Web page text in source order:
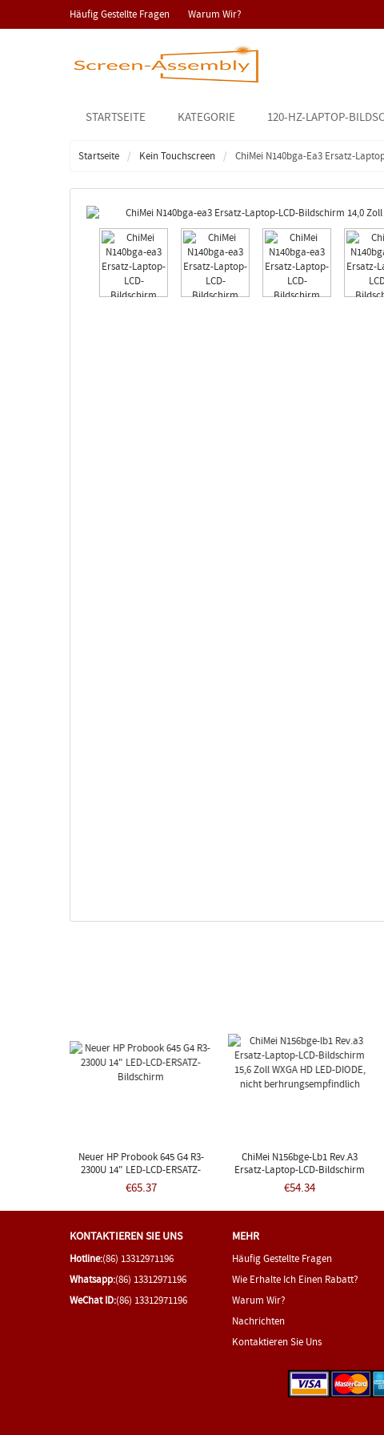
Häufig Gestellte Fragen Warum Wir?
STARTSEITE KATEGORIE 120-HZ-LAPTOP-
Startseite Kein Touchscreen ChiMei N140bga-Ea3 Ersatz-
Neuer HP Probook 645 G4 R3-
2300U 14" LED-LCD-ERSATZ-
Bildschirm
€65.37
ChiMei N156bge-Lb1 Rev.a3
Ersatz-Laptop-LCD-Bildschirm
15,6 Zoll WXGA HD LED-DIODE,
Nicht Berhrungsempfindlich
€54.34
KONTAKTIEREN SIE UNS
Hotline:(86) 13312971196
Whatsapp:(86) 13312971196
WeChat ID:(86) 13312971196
MEHR
Häufig Gestellte Fragen
Wie Erhalte Ich Einen Rabatt?
Warum Wir?
Nachrichten
Kontaktieren Sie Uns